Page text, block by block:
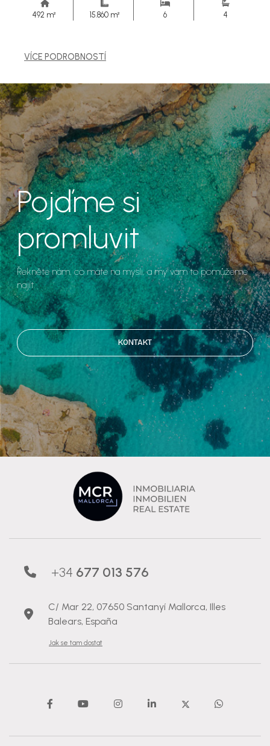
492 m² 15.860 m² 6 4
VÍCE PODROBNOSTÍ
Pojďme si
promluvit
Řekněte nám, co máte na mysli, a my vám to pomůžeme
najít.
KONTAKT
+34 677 013 576
C/ Mar 22, 07650 Santanyí Mallorca, Illes
Balears, España
Jak se tam dostat